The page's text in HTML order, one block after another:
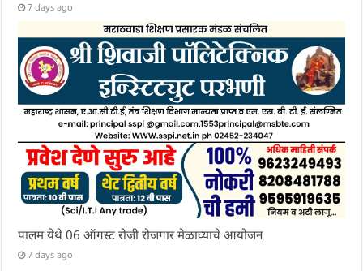
7 days ago
पालम येथे 06 ऑगस्ट रोजी रोजगार मेळाव्याचे आयोजन
7 days ago